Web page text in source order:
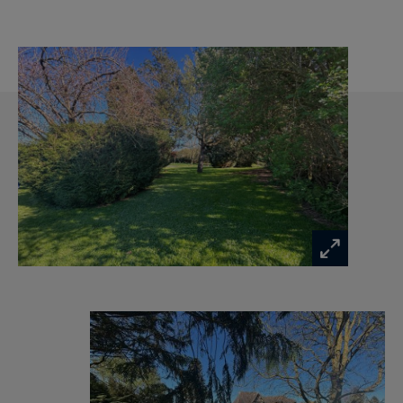
Quant à l’étage , il offre notamment deux jolies
mezzanines apportant beaucoup de charme à
l’ensemble et dont l’une d’elle est réservée à un
coin bibliothèque et télévision, trois autres
chambres présentent des espaces de couchages
supplémentaires complétées de toilettes
indépendantes, d’un cabinet de toilette et d’une
salle de bains.
Le sous-sol complet, très fonctionnel, est
aussi à une grande pièce chauffée d’environ
35m² pouvant être notamment une salle de jeux;
un garage de deux à trois places vient compléter